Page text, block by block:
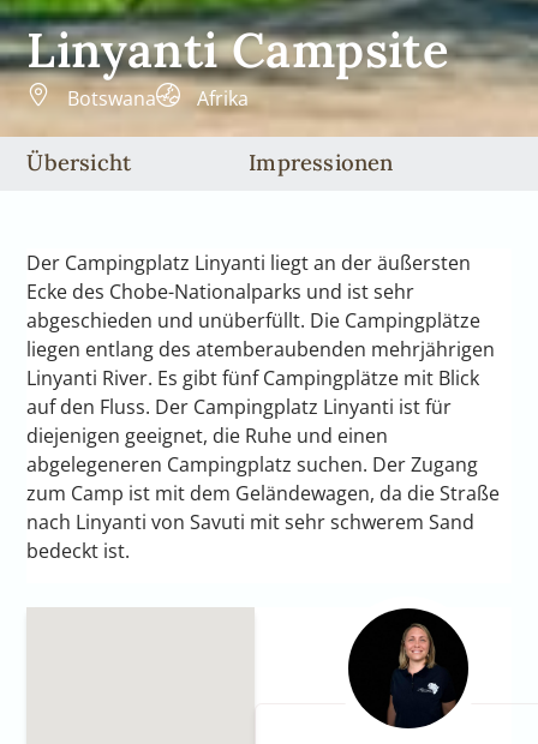
Linyanti Campsite
Botswana Afrika
Übersicht Impressionen
Der Campingplatz Linyanti liegt an der äußersten
Ecke des Chobe-Nationalparks und ist sehr
abgeschieden und unüberfüllt. Die Campingplätze
liegen entlang des atemberaubenden mehrjährigen
Linyanti River. Es gibt fünf Campingplätze mit Blick
auf den Fluss. Der Campingplatz Linyanti ist für
diejenigen geeignet, die Ruhe und einen
abgelegeneren Campingplatz suchen. Der Zugang
zum Camp ist mit dem Geländewagen, da die Straße
nach Linyanti von Savuti mit sehr schwerem Sand
bedeckt ist.